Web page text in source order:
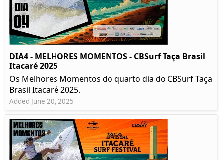
DIA4 - MELHORES MOMENTOS - CBSurf Taça Brasil
Itacaré 2025
Os Melhores Momentos do quarto dia do CBSurf Taça
Brasil Itacaré 2025.
Added June 20, 2025